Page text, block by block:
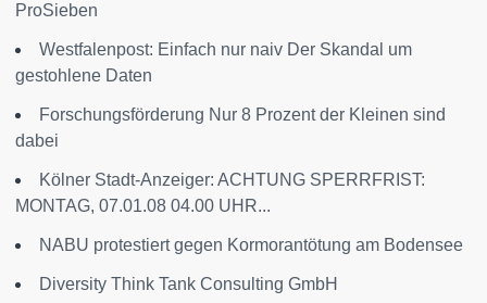
ProSieben
Westfalenpost: Einfach nur naiv Der Skandal um
gestohlene Daten
Forschungsförderung Nur 8 Prozent der Kleinen sind
dabei
Kölner Stadt-Anzeiger: ACHTUNG SPERRFRIST:
MONTAG, 07.01.08 04.00 UHR...
NABU protestiert gegen Kormorantötung am Bodensee
Diversity Think Tank Consulting GmbH